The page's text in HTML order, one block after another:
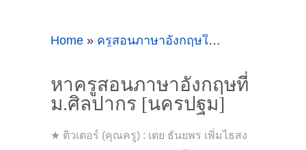
Home » ครูสอนภาษาอังกฤษใกล้ๆ ม.ศิลปากร
หาครูสอนภาษาอังกฤษที่
ม.ศิลปากร [นครปฐม]
★ ติวเตอร์ (คุณครู) : เตย ธันยพร เพิ่มไธสง